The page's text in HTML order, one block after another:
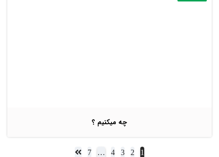
چه میکنیم ؟
1
2
3
4
…
7